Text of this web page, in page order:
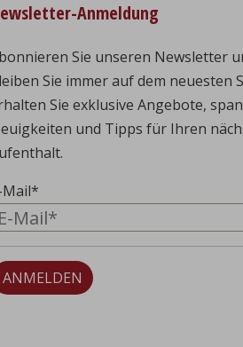
Anmeldung
Sie unseren Newsletter
Sie immer auf dem neuesten
Sie exklusive Angebote,
und Tipps für Ihren
Mail*
ANMELDEN